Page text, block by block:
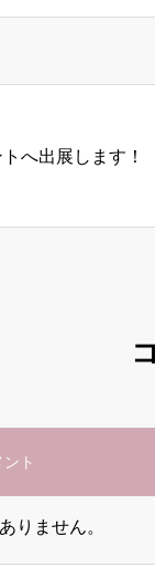
へ出展します！
ト
りません。